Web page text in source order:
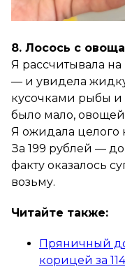
8. Лосось с
Я рассчитывала
— и увидела
кусочками рыбы
было мало,
Я ожидала целого
За 199 рублей —
факту оказалось
возьму.
Читайте также:
Пряничный
корицей за